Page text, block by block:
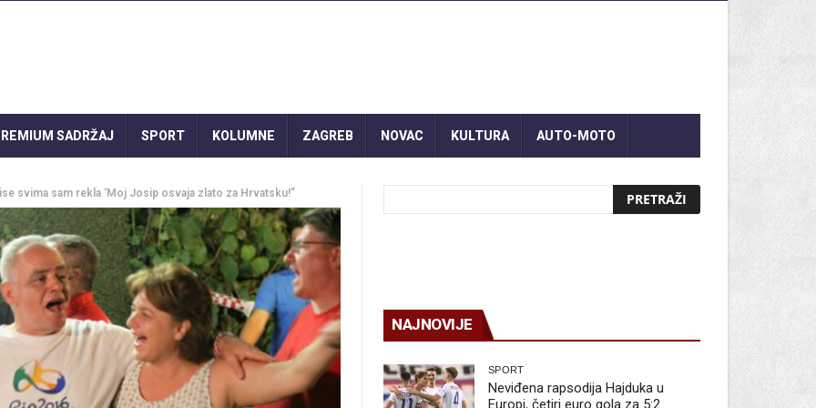
SADRŽAJ SPORT KOLUMNE ZAGREB NOVAC KULTURA AUTO-MOTO
svima sam rekla ‘Moj Josip osvaja zlato za Hrvatsku!”
NAJNOVIJE
SPORT
Neviđena rapsodija Hajduka u
Europi, četiri euro gola za 5:2